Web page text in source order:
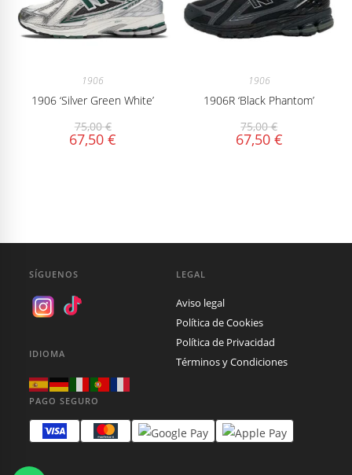
1906
1906 ‘Silver Green White’
75,00€
67,50€
1906
1906R ‘Black Phantom’
75,00€
67,50 €
SÍGUENOS
IDIOMA
LEGAL
Aviso legal
Política de Cookies
Política de Privacidad
Términos y Condiciones
PAGO SEGURO